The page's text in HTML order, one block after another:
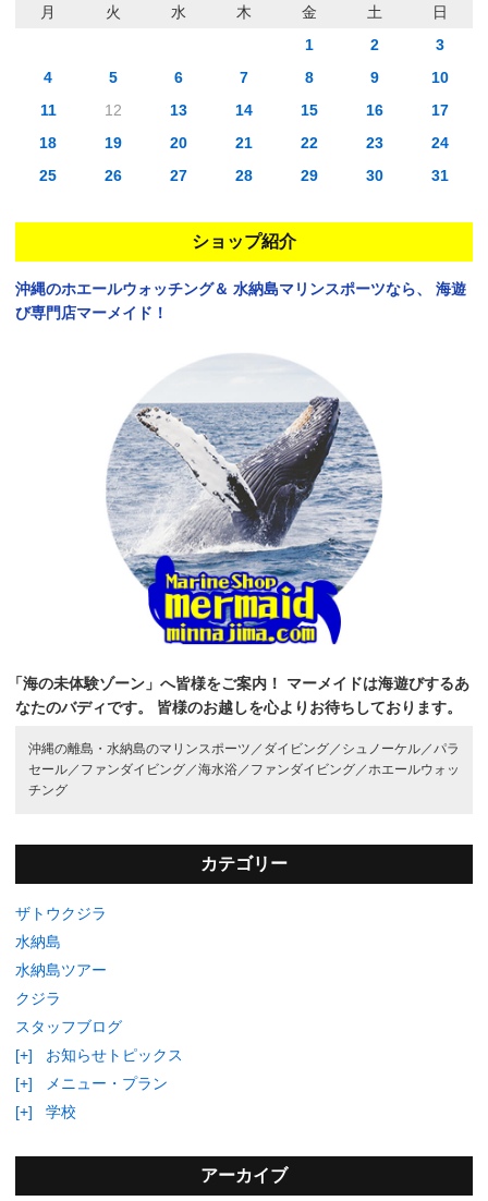
月 火 水 木 金 土
日
1
2
3
4
5 6 7 8 9
10
11
12 13 14 15 16
17
18
19 20 21 22 23
24
25
26 27 28 29 30 31
ショップ紹介
沖縄のホエールウォッチング＆ 水納島マリンスポーツなら、
海遊
び専門店マーメイド！
「海の未体験ゾーン」へ皆様をご案内！
マーメイドは海遊びするあ
なたのバディです。
皆様のお越しを心よりお待ちしております。
沖縄の離島・水納島のマリンスポーツ／ ダイビング／ シュノーケル／パラ
セール／ ファンダイビング／海水浴／ ファンダイビング／ホエールウォッ
チング
カテゴリー
ザトウクジラ
水納島
水納島ツアー
クジラ
スタッフブログ
[+]
お知らせトピックス
[+]
メニュー・プラン
[+]
学校
アーカイブ